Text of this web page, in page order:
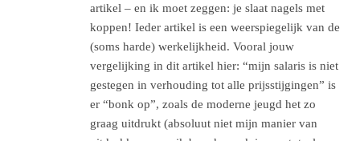
artikel – en ik moet zeggen: je slaat nagels met
koppen! Ieder artikel is een weerspiegelijk van de
(soms harde) werkelijkheid. Vooral jouw
vergelijking in dit artikel hier: “mijn salaris is niet
gestegen in verhouding tot alle prijsstijgingen” is
er “bonk op”, zoals de moderne jeugd het zo
graag uitdrukt (absoluut niet mijn manier van